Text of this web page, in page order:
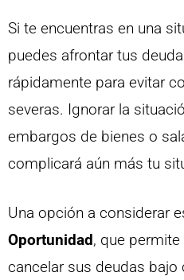
Si te encuentras en una
puedes afrontar tus
rápidamente para evitar
severas. Ignorar la
embargos de bienes o
complicará aún más tu
Una opción a considerar
Oportunidad, que
cancelar sus deudas bajo